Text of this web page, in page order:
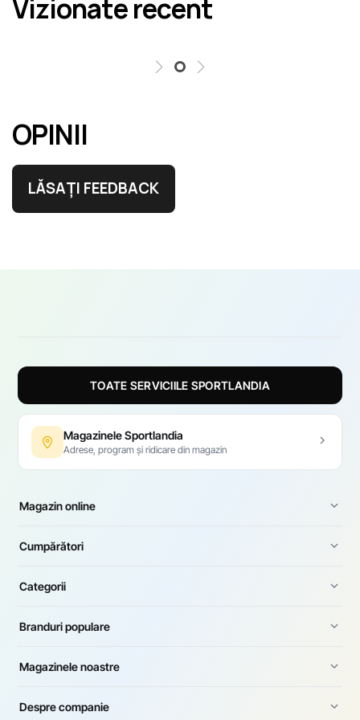
Vizionate recent
OPINII
LĂSAȚI FEEDBACK
TOATE SERVICIILE SPORTLANDIA
Magazinele Sportlandia
Adrese, program și ridicare din magazin
Magazin online
Cumpărători
Categorii
Branduri populare
Magazinele noastre
Despre companie